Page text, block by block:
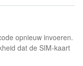
opnieuw invoeren.
dat de SIM-kaart